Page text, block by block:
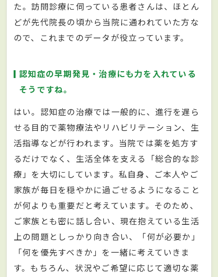
た。訪問診療に伺っている患者さんは、ほとん
どが先代院長の頃から当院に通われていた方な
ので、これまでのデータが役立っています。
認知症の早期発見・治療にも力を入れている
そうですね。
はい。認知症の治療では一般的に、進行を遅ら
せる目的で薬物療法やリハビリテーション、生
活指導などが行われます。当院では薬を処方す
るだけでなく、生活全体を支える「総合的な診
療」を大切にしています。私自身、ご本人やご
家族が毎日を穏やかに過ごせるようになること
が何よりも重要だと考えています。そのため、
ご家族とも密に話し合い、現在抱えている生活
上の問題としっかり向き合い、「何が必要か」
「何を優先すべきか」を一緒に考えていきま
す。もちろん、状況やご希望に応じて適切な薬